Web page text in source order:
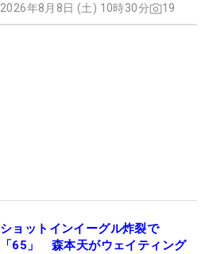
2026年8月8日 (土) 10時30分 19
ショットインイーグル炸裂で
「65」 森本天がウェイティング